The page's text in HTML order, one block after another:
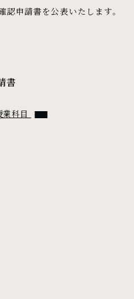
認申請書を公表いたします。
書
イル
科目
PDFファイル